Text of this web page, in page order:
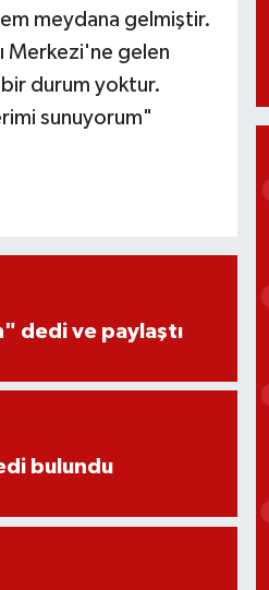
meydana gelmiştir.
Merkezi'ne gelen
durum yoktur.
sunuyorum"
dedi ve paylaştı
bulundu